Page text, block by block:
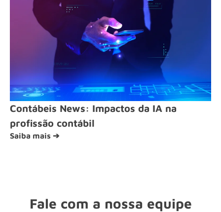
Contábeis News: Impactos da IA na
profissão contábil
Saiba mais ➔
Fale com a nossa equipe